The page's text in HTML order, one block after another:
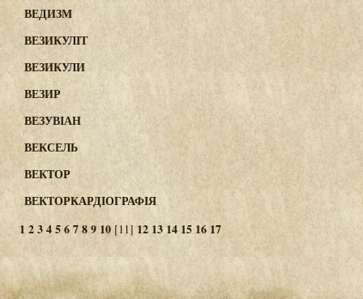
ВЕДИЗМ
ВЕЗИКУЛІТ
ВЕЗИКУЛИ
ВЕЗИР
ВЕЗУВІАН
ВЕКСЕЛЬ
ВЕКТОР
ВЕКТОРКАРДІОГРАФІЯ
123456789 10 [11]12 1314 1516 17